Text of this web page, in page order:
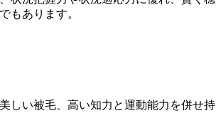
でもあります。
しい被毛、高い知力と運動能力を併せ持